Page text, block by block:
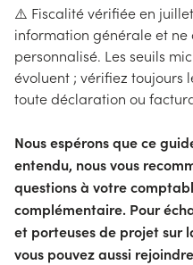
⚠️ Fiscalité vérifiée en
information générale et ne
personnalisé. Les seuils
évoluent ; vérifiez toujours
toute déclaration ou
Nous espérons que ce
entendu, nous vous
questions à votre
complémentaire. Pour
et porteuses de projet sur
vous pouvez aussi rejoindre